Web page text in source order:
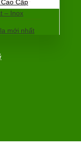
Cấp
– Inox
mới nhất